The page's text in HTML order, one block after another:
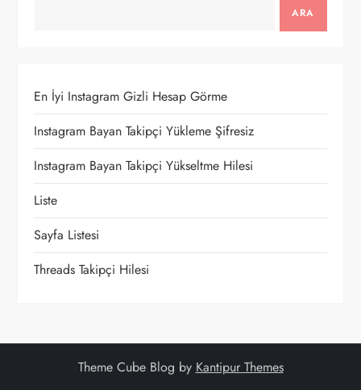
z
i
n
m
e
ARA
En İyi Instagram Gizli Hesap Görme
Instagram Bayan Takipçi Yükleme Şifresiz
Instagram Bayan Takipçi Yükseltme Hilesi
Liste
Sayfa Listesi
Threads Takipçi Hilesi
Theme Cube Blog by Kantipur Themes